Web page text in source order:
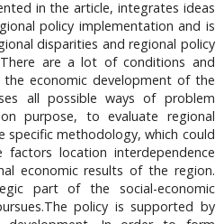
in the article, integrates ideas
policy implementation and is
disparities and regional policy
are a lot of conditions and
the economic development of the
all possible ways of problem
purpose, to evaluate regional
specific methodology, which could
factors location interdependence
economic results of the region.
part of the social-economic
policy is supported by